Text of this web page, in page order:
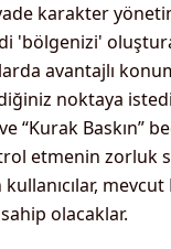
karakter
'bölgenizi'
avantajlı
noktaya
“Kurak Baskın”
etmenin zorluk
olacaklar.